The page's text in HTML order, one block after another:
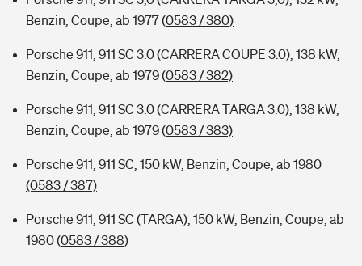
Benzin, Coupe, ab 1977(0583 / 380)
Porsche 911, 911 SC 3.0 (CARRERA COUPE 3.0), 138 kW,
Benzin, Coupe, ab 1979(0583 / 382)
Porsche 911, 911 SC 3.0 (CARRERA TARGA 3.0), 138 kW,
Benzin, Coupe, ab 1979(0583 / 383)
Porsche 911, 911 SC, 150 kW, Benzin, Coupe, ab 1980
(0583 / 387)
Porsche 911, 911 SC (TARGA), 150 kW, Benzin, Coupe, ab
1980(0583 / 388)